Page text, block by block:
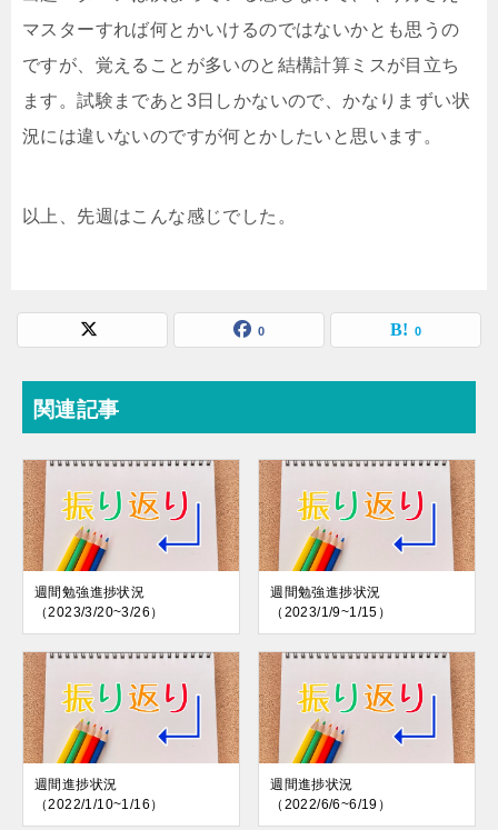
マスターすれば何とかいけるのではないかとも思うの
ですが、覚えることが多いのと結構計算ミスが目立ち
ます。試験まであと3日しかないので、かなりまずい状
況には違いないのですが何とかしたいと思います。
以上、先週はこんな感じでした。
0 0
関連記事
週間勉強進捗状況
（2023/3/20~3/26）
週間勉強進捗状況
（2023/1/9~1/15）
週間進捗状況
（2022/1/10~1/16）
週間進捗状況
（2022/6/6~6/19）